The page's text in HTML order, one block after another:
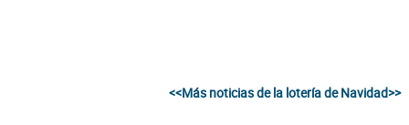
<<Más noticias de la lotería de Navidad>>